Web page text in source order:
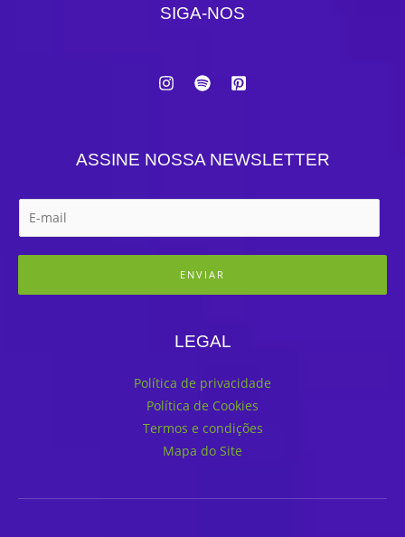
SIGA-NOS
ASSINE NOSSA NEWSLETTER
ENVIAR
LEGAL
Política de privacidade
Política de Cookies
Termos e condições
Mapa do Site